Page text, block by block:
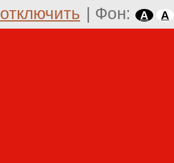
отключить | Фон: A A